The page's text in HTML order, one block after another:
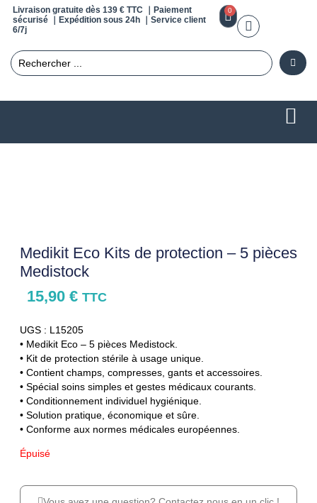
Livraison gratuite dès 139 € TTC ｜Paiement
sécurisé ｜Expédition sous 24h ｜Service client
6/7j
0
Medikit Eco Kits de protection – 5 pièces
Medistock
15,90 € TTC
UGS : L15205
• Medikit Eco – 5 pièces Medistock.
• Kit de protection stérile à usage unique.
• Contient champs, compresses, gants et accessoires.
• Spécial soins simples et gestes médicaux courants.
• Conditionnement individuel hygiénique.
• Solution pratique, économique et sûre.
• Conforme aux normes médicales européennes.
Épuisé